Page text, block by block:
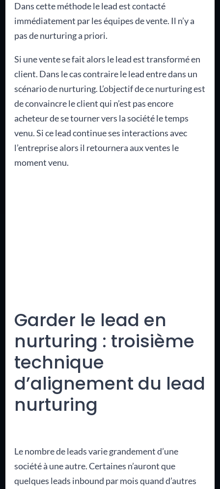
Dans cette méthode le lead est contacté
immédiatement par les équipes de vente. Il n’y a
pas de nurturing a priori.
Si une vente se fait alors le lead est transformé en
client. Dans le cas contraire le lead entre dans un
scénario de nurturing. L’objectif de ce nurturing est
de convaincre le client qui n’est pas encore
acheteur de se tourner vers la société le temps
venu. Si ce lead continue ses interactions avec
l’entreprise alors il retournera aux ventes le
moment venu.
Garder le lead en
nurturing : troisième
technique
d’alignement du lead
nurturing
Le nombre de leads varie grandement d’une
société à une autre. Certaines n’auront que
quelques leads inbound par mois quand d’autres